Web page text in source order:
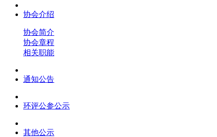
协会介绍
协会简介
协会章程
相关职能
通知公告
环评公参公示
其他公示